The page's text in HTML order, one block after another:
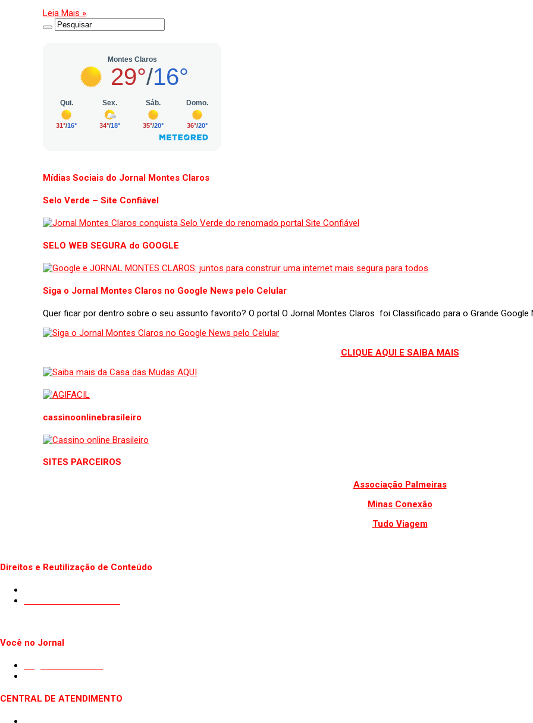
Leia Mais »
Mídias Sociais do Jornal Montes Claros
Selo Verde – Site Confiável
SELO WEB SEGURA do GOOGLE
Siga o Jornal Montes Claros no Google News pelo Celular
Quer ficar por dentro sobre o seu assunto favorito? O portal O Jornal Montes Claros foi Classificado para o Grande Google
CLIQUE AQUI E SAIBA MAIS
cassinoonlinebrasileiro
SITES PARCEIROS
Associação Palmeiras
Minas Conexão
Tudo Viagem
Direitos e Reutilização de Conteúdo
Você no Jornal
CENTRAL DE ATENDIMENTO